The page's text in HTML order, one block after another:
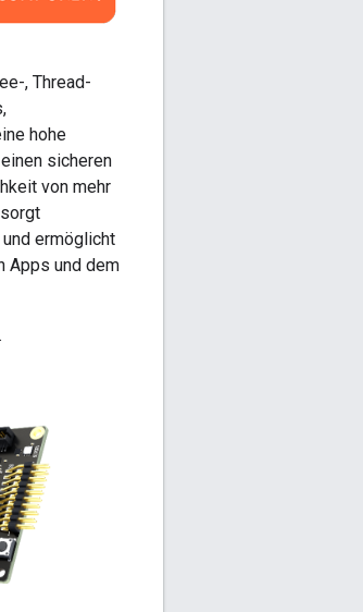
, Thread-
hohe
sicheren
von mehr
ermöglicht
Apps und dem